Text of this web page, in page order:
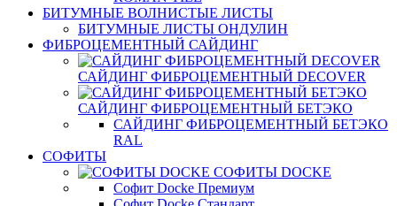
БИТУМНЫЕ ВОЛНИСТЫЕ ЛИСТЫ
БИТУМНЫЕ ЛИСТЫ ОНДУЛИН
ФИБРОЦЕМЕНТНЫЙ САЙДИНГ
САЙДИНГ ФИБРОЦЕМЕНТНЫЙ DECOVER
САЙДИНГ ФИБРОЦЕМЕНТНЫЙ БЕТЭКО
САЙДИНГ ФИБРОЦЕМЕНТНЫЙ БЕТЭКО
RAL
СОФИТЫ
СОФИТЫ DOCKE
Софит Docke Премиум